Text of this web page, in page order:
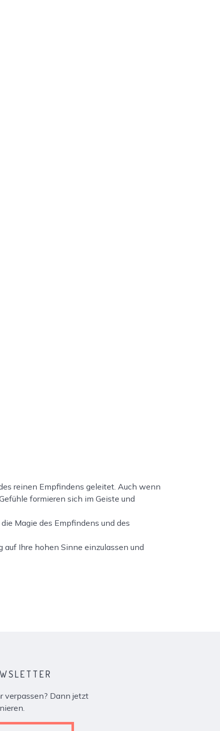
reinen Empfindens geleitet. Auch wenn
formieren sich im Geiste und
Magie des Empfindens und des
auf Ihre hohen Sinne einzulassen und
verpassen? Dann jetzt